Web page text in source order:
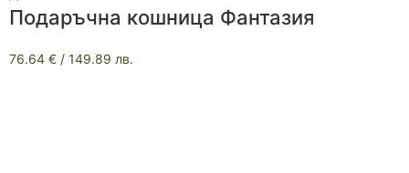
Подаръчна кошница Фантазия
76.64 € / 149.89 лв.